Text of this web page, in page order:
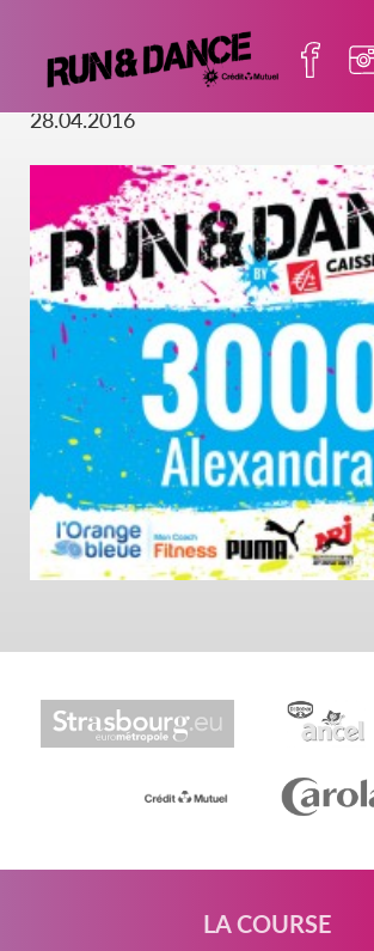
DOSSARD-2
28.04.2016
LA COURSE